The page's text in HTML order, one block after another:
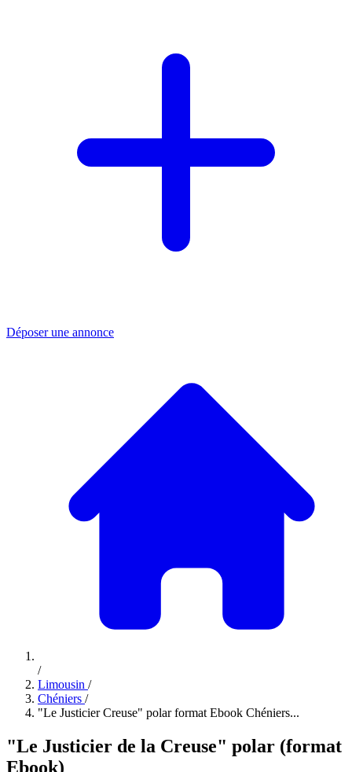
Déposer une annonce
/
Limousin /
Chéniers /
"Le Justicier Creuse" polar format Ebook Chéniers...
"Le Justicier de la Creuse" polar (format
Ebook)